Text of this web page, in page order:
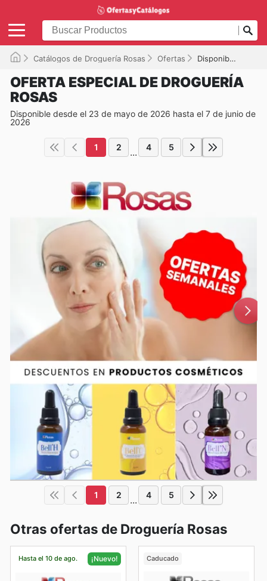
Catálogos de Droguería Rosas Ofertas Disponible hasta el 07/06/2026
OFERTA ESPECIAL DE DROGUERÍA
ROSAS
Disponible desde el 23 de mayo de 2026 hasta el 7 de junio de
2026
1 2 ... 4 5
1 2 ... 4 5
Otras ofertas de Droguería Rosas
Hasta el 10 de ago. ¡Nuevo! Caducado